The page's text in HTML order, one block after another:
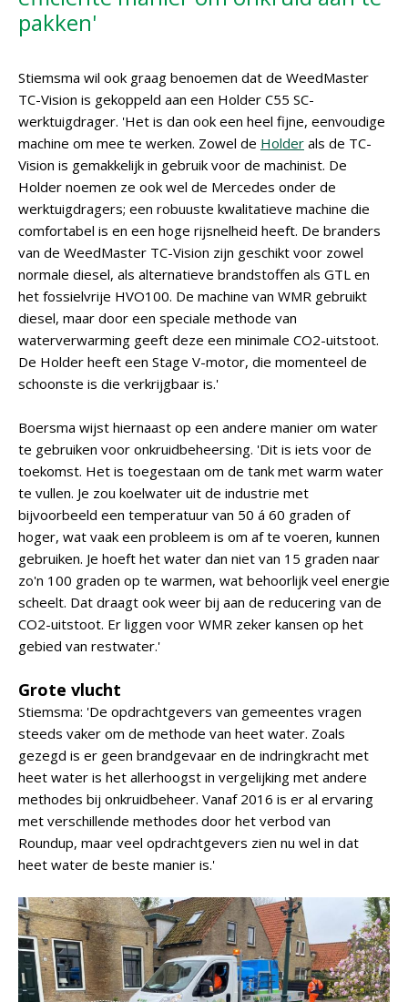
pakken'
Stiemsma wil ook graag benoemen dat de WeedMaster
TC-Vision is gekoppeld aan een Holder C55 SC-
werktuigdrager. 'Het is dan ook een heel fijne, eenvoudige
machine om mee te werken. Zowel de Holder als de TC-
Vision is gemakkelijk in gebruik voor de machinist. De
Holder noemen ze ook wel de Mercedes onder de
werktuigdragers; een robuuste kwalitatieve machine die
comfortabel is en een hoge rijsnelheid heeft. De branders
van de WeedMaster TC-Vision zijn geschikt voor zowel
normale diesel, als alternatieve brandstoffen als GTL en
het fossielvrije HVO100. De machine van WMR gebruikt
diesel, maar door een speciale methode van
waterverwarming geeft deze een minimale CO2-uitstoot.
De Holder heeft een Stage V-motor, die momenteel de
schoonste is die verkrijgbaar is.'
Boersma wijst hiernaast op een andere manier om water
te gebruiken voor onkruidbeheersing. 'Dit is iets voor de
toekomst. Het is toegestaan om de tank met warm water
te vullen. Je zou koelwater uit de industrie met
bijvoorbeeld een temperatuur van 50 á 60 graden of
hoger, wat vaak een probleem is om af te voeren, kunnen
gebruiken. Je hoeft het water dan niet van 15 graden naar
zo'n 100 graden op te warmen, wat behoorlijk veel energie
scheelt. Dat draagt ook weer bij aan de reducering van de
CO2-uitstoot. Er liggen voor WMR zeker kansen op het
gebied van restwater.'
Grote vlucht
Stiemsma: 'De opdrachtgevers van gemeentes vragen
steeds vaker om de methode van heet water. Zoals
gezegd is er geen brandgevaar en de indringkracht met
heet water is het allerhoogst in vergelijking met andere
methodes bij onkruidbeheer. Vanaf 2016 is er al ervaring
met verschillende methodes door het verbod van
Roundup, maar veel opdrachtgevers zien nu wel in dat
heet water de beste manier is.'